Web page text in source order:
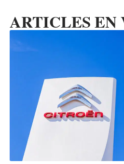
ARTICLES EN